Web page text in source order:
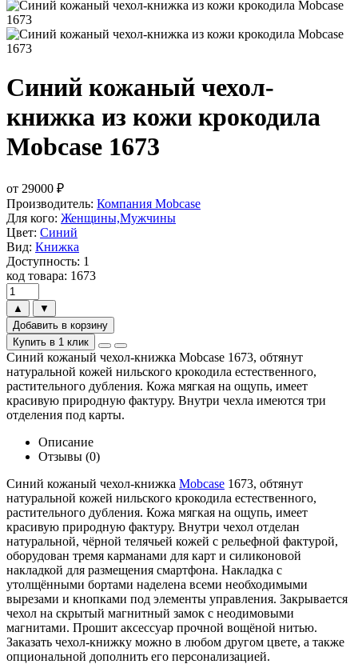
Синий кожаный чехол-
книжка из кожи крокодила
Mobcase 1673
от 29000 ₽
Производитель: Компания Mobcase
Для кого: Женщины,Мужчины
Цвет: Синий
Вид: Книжка
Доступность: 1
код товара: 1673
▲
▼
Добавить в корзину
Купить в 1 клик
Синий кожаный чехол-книжка Mobcase 1673, обтянут
натуральной кожей нильского крокодила естественного,
растительного дубления. Кожа мягкая на ощупь, имеет
красивую природную фактуру. Внутри чехла имеются три
отделения под карты.
Описание
Отзывы (0)
Синий кожаный чехол-книжка Mobcase 1673, обтянут
натуральной кожей нильского крокодила естественного,
растительного дубления. Кожа мягкая на ощупь, имеет
красивую природную фактуру. Внутри чехол отделан
натуральной, чёрной телячьей кожей с рельефной фактурой,
оборудован тремя карманами для карт и силиконовой
накладкой для размещения смартфона. Накладка с
утолщёнными бортами наделена всеми необходимыми
вырезами и кнопками под элементы управления. Закрывается
чехол на скрытый магнитный замок с неодимовыми
магнитами. Прошит аксессуар прочной вощёной нитью.
Заказать чехол-книжку можно в любом другом цвете, а также
опциональной дополнить его персонализацией.